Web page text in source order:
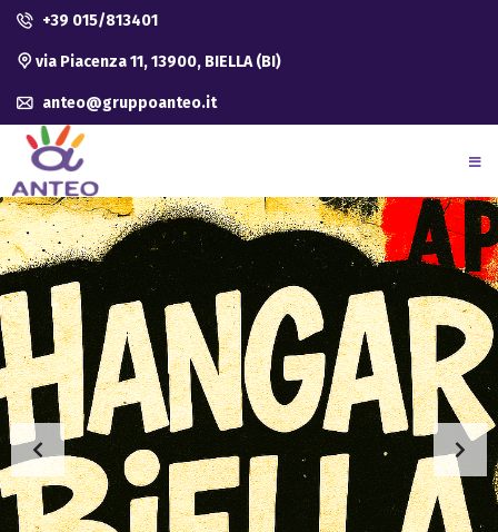
+39 015/813401
via Piacenza 11, 13900, BIELLA (BI)
anteo@gruppoanteo.it